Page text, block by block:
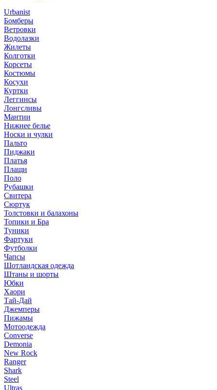
Urbanist
Бомберы
Ветровки
Водолазки
Жилеты
Колготки
Корсеты
Костюмы
Косухи
Куртки
Леггинсы
Лонгсливы
Мантии
Нижнее белье
Носки и чулки
Пальто
Пиджаки
Платья
Плащи
Поло
Рубашки
Свитера
Сюртук
Толстовки и балахоны
Топики и Бра
Туники
Фартуки
Футболки
Чапсы
Шотландская одежда
Штаны и шорты
Юбки
Хаори
Тай-Дай
Джемперы
Пижамы
Мотоодежда
Converse
Demonia
New Rock
Ranger
Shark
Steel
Ultras